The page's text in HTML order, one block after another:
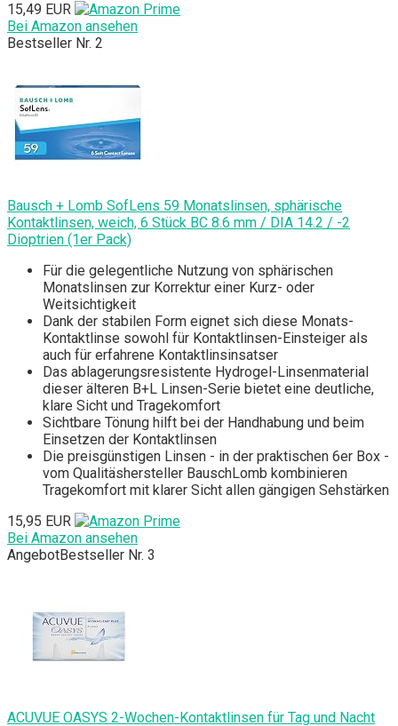
15,49 EUR
Bei Amazon ansehen
Bestseller Nr. 2
Bausch + Lomb SofLens 59 Monatslinsen, sphärische
Kontaktlinsen, weich, 6 Stück BC 8.6 mm / DIA 14.2 / -2
Dioptrien (1er Pack)
Für die gelegentliche Nutzung von sphärischen
Monatslinsen zur Korrektur einer Kurz- oder
Weitsichtigkeit
Dank der stabilen Form eignet sich diese Monats-
Kontaktlinse sowohl für Kontaktlinsen-Einsteiger als
auch für erfahrene Kontaktlinsinsatser
Das ablagerungsresistente Hydrogel-Linsenmaterial
dieser älteren B+L Linsen-Serie bietet eine deutliche,
klare Sicht und Tragekomfort
Sichtbare Tönung hilft bei der Handhabung und beim
Einsetzen der Kontaktlinsen
Die preisgünstigen Linsen - in der praktischen 6er Box -
vom Qualitäshersteller BauschLomb kombinieren
Tragekomfort mit klarer Sicht allen gängigen Sehstärken
15,95 EUR
Bei Amazon ansehen
AngebotBestseller Nr. 3
ACUVUE OASYS 2-Wochen-Kontaktlinsen für Tag und Nacht